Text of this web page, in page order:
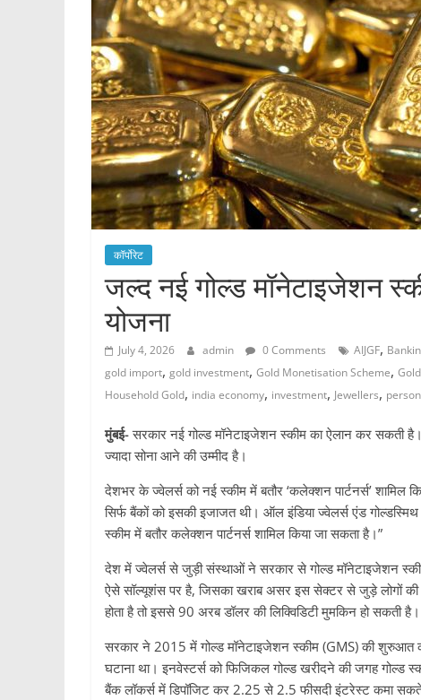
कॉर्पोरेट
जल्द नई गोल्ड मॉनेटाइजेशन
योजना
July 4, 2026 admin 0 Comments AIJGF,
gold import, gold investment, Gold Monetisation Scheme,
Household Gold, india economy, investment, Jewellers,
मुंबई-सरकार नई गोल्ड मॉनेटाइजेशन स्कीम का ऐलान कर सकती
ज्यादा सोना आने की उम्मीद है।
देशभर के ज्वेलर्स को नई स्कीम में बतौर ‘कलेक्शन पार्टनर्स’ शामिल
सिर्फ बैंकों को इसकी इजाजत थी। ऑल इंडिया ज्वेलर्स एंड
स्कीम में बतौर कलेक्शन पार्टनर्स शामिल किया जा सकता है।”
देश में ज्वेलर्स से जुड़ी संस्थाओं ने सरकार से गोल्ड मॉनेटाइजेशन
ऐसे सॉल्यूशंस पर है, जिसका खराब असर इस सेक्टर से जुड़े लोगों की
होता है तो इससे 90 अरब डॉलर की लिक्विडिटी मुमकिन हो सकती है।
सरकार ने 2015 में गोल्ड मॉनेटाइजेशन स्कीम (GMS) की
घटाना था। इनवेस्टर्स को फिजिकल गोल्ड खरीदने की जगह गोल्ड
बैंक लॉकर्स में डिपॉजिट कर 2.25 से 2.5 फीसदी इंटरेस्ट कमा